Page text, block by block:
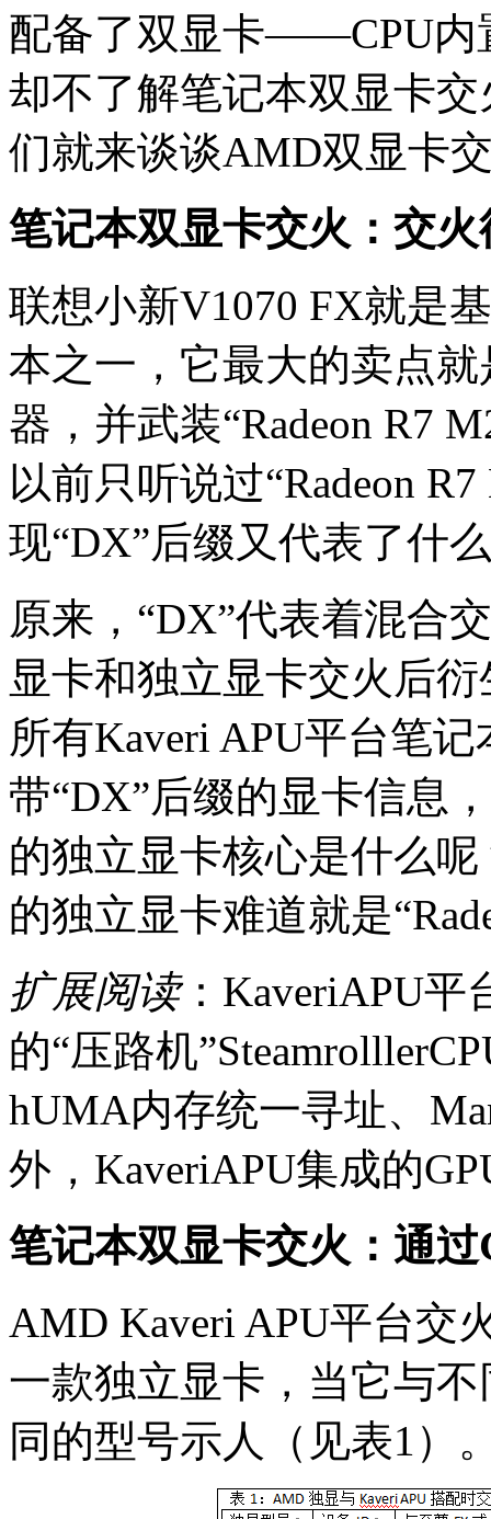
配备了双显卡——CPU内
却不了解笔记本双显卡
们就来谈谈AMD双显卡
笔记本双显卡交火：交
联想小新V1070 FX就是
本之一，它最大的卖点
器，并武装“Radeon R7
以前只听说过“Radeon
现“DX”后缀又代表了什
原来，“DX”代表着混合
显卡和独立显卡交火后
所有Kaveri APU平台笔
带“DX”后缀的显卡信息
的独立显卡核心是什么
的独立显卡难道就是
扩展阅读：KaveriAPU平
的“压路机
hUMA内存统一寻址、
外，KaveriAPU集成的
笔记本双显卡交火：通
AMD Kaveri APU平台交
一款独立显卡，当它与
同的型号示人（见表1）